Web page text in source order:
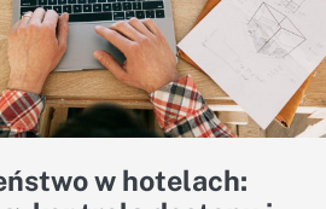
w hotelach: